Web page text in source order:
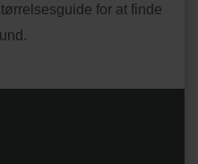
for at finde